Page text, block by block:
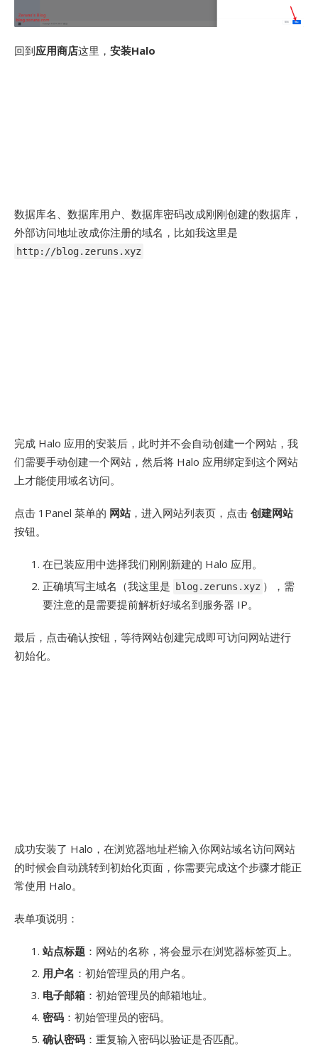
回到应用商店这里， 安装Halo
数据库名、数据库用户、数据库密码改成刚刚创建的数据库，
外部访问地址改成你注册的域名，比如我这里是
http://blog.zeruns.xyz
完成 Halo 应用的安装后，此时并不会自动创建一个网站，我
们需要手动创建一个网站，然后将 Halo 应用绑定到这个网站
上才能使用域名访问。
点击 1Panel 菜单的 网站，进入网站列表页，点击 创建网站
按钮。
在已装应用中选择我们刚刚新建的 Halo 应用。
正确填写主域名（我这里是
blog.zeruns.xyz ），需
要注意的是需要提前解析好域名到服务器 IP。
最后，点击确认按钮，等待网站创建完成即可访问网站进行
初始化。
成功安装了 Halo，在浏览器地址栏输入你网站域名访问网站
的时候会自动跳转到初始化页面，你需要完成这个步骤才能正
常使用 Halo。
表单项说明：
站点标题 ：网站的名称，将会显示在浏览器标签页上。
用户名 ：初始管理员的用户名。
电子邮箱 ：初始管理员的邮箱地址。
密码 ：初始管理员的密码。
确认密码 ：重复输入密码以验证是否匹配。